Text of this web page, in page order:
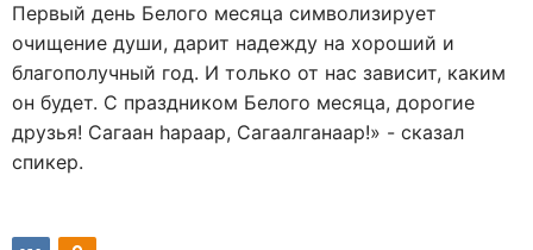
Первый день Белого месяца символизирует
очищение души, дарит надежду на хороший и
благополучный год. И только от нас зависит, каким
он будет. С праздником Белого месяца, дорогие
друзья! Сагаан hараар, Сагаалганаар!» - сказал
спикер.